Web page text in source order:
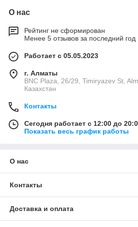
О нас
Рейтинг не сформирован
Менее 5 отзывов за последний год
Работает с 05.05.2023
г. Алматы
BNC Plaza, 26/29, Timiryazev St,
Казахстан
Контакты
Сегодня работает с 12:00 до
Показать весь график работы
О нас
Контакты
Доставка и оплата